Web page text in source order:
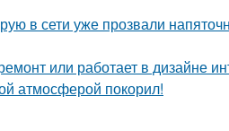
в сети уже прозвали
или работает в дизайне
атмосферой покорил!